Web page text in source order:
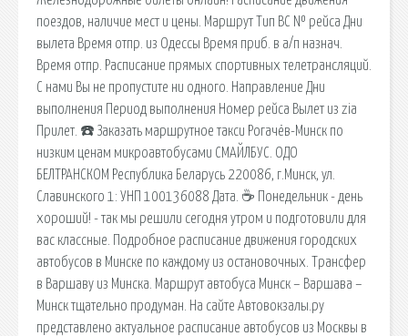
поездов, наличие мест и цены. Маршрут Тип ВС № рейса Дни
вылета Время отпр. из Одессы Время приб. в а/п назнач.
Время отпр. Расписание прямых спортивных телетрансляций.
С нами Вы не пропустите ни одного. Направление Дни
выполнения Период выполнения Номер рейса Вылет из zia
Прилет. ☎️ Заказать маршрутное такси Рогачёв-Минск по
низким ценам микроавтобусами СМАЙЛБУС. ОДО
БЕЛТРАНСКОМ Республика Беларусь 220086, г.Минск, ул.
Славинского 1: УНП 100136088 Дата. ☕ Понедельник - день
хороший! - так мы решили сегодня утром и подготовили для
вас классные. Подробное расписание движения городских
автобусов в Минске по каждому из остановочных. Трансфер
в Варшаву из Минска. Маршрут автобуса Минск – Варшава –
Минск тщательно продуман. На сайте Автовокзалы.ру
представлено актуальное расписание автобусов из Москвы в